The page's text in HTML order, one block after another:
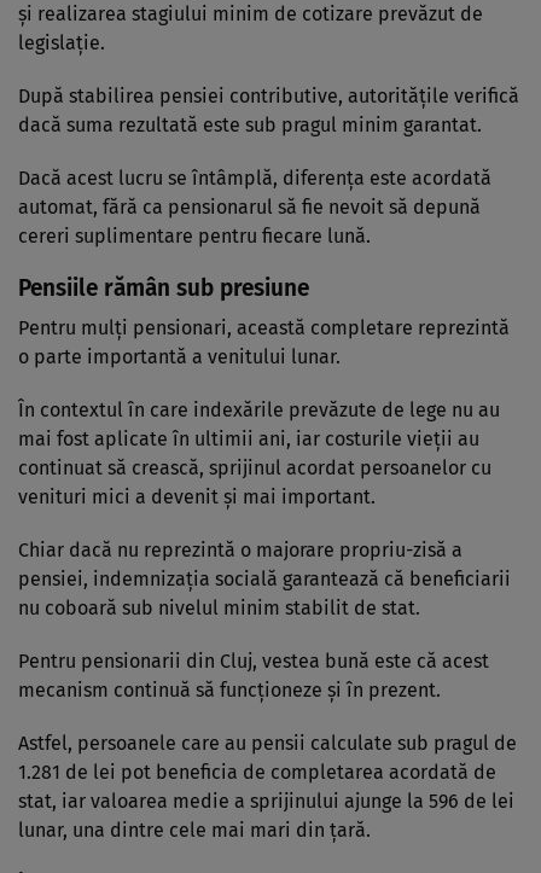
și realizarea stagiului minim de cotizare prevăzut de
legislație.
După stabilirea pensiei contributive, autoritățile verifică
dacă suma rezultată este sub pragul minim garantat.
Dacă acest lucru se întâmplă, diferența este acordată
automat, fără ca pensionarul să fie nevoit să depună
cereri suplimentare pentru fiecare lună.
Pensiile rămân sub presiune
Pentru mulți pensionari, această completare reprezintă
o parte importantă a venitului lunar.
În contextul în care indexările prevăzute de lege nu au
mai fost aplicate în ultimii ani, iar costurile vieții au
continuat să crească, sprijinul acordat persoanelor cu
venituri mici a devenit și mai important.
Chiar dacă nu reprezintă o majorare propriu-zisă a
pensiei, indemnizația socială garantează că beneficiarii
nu coboară sub nivelul minim stabilit de stat.
Pentru pensionarii din Cluj, vestea bună este că acest
mecanism continuă să funcționeze și în prezent.
Astfel, persoanele care au pensii calculate sub pragul de
1.281 de lei pot beneficia de completarea acordată de
stat, iar valoarea medie a sprijinului ajunge la 596 de lei
lunar, una dintre cele mai mari din țară.